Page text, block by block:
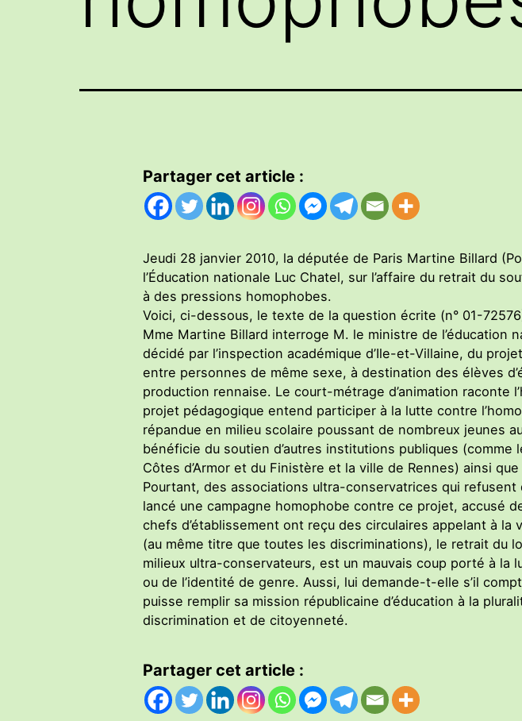
Partager cet article :
Jeudi 28 janvier 2010, la députée de Paris Martine Billard
l’Éducation nationale Luc Chatel, sur l’affaire du retrait du
à des pressions homophobes.
Voici, ci-dessous, le texte de la question écrite (n° 01-
Mme Martine Billard interroge M. le ministre de
décidé par l’inspection académique d’Ile-et-Villaine, du
entre personnes de même sexe, à destination des élèves
production rennaise. Le court-métrage d’animation raconte
projet pédagogique entend participer à la lutte contre
répandue en milieu scolaire poussant de nombreux jeunes
bénéficie du soutien d’autres institutions publiques
Côtes d’Armor et du Finistère et la ville de Rennes) ainsi
Pourtant, des associations ultra-conservatrices qui
lancé une campagne homophobe contre ce projet, accusé
chefs d’établissement ont reçu des circulaires appelant à
(au même titre que toutes les discriminations), le retrait du
milieux ultra-conservateurs, est un mauvais coup porté à la
ou de l’identité de genre. Aussi, lui demande-t-elle s’il
puisse remplir sa mission républicaine d’éducation à la
discrimination et de citoyenneté.
Partager cet article :